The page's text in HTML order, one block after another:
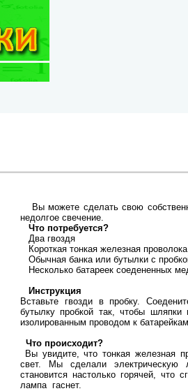
Вы можете сделать свою
недолгое свечение.
Что потребуется?
Два гвоздя
Короткая тонкая железная проволока
Обычная банка или бутылки с
Несколько батареек соедененных
Инструкция
Вставьте гвозди в пробку.
бутылку пробкой так, чтобы шляпки
изолированным проводом к
Что происходит?
Вы увидите, что тонкая железная
свет. Мы сделали электрическую
становится настолько горячей, что
лампа гаснет.